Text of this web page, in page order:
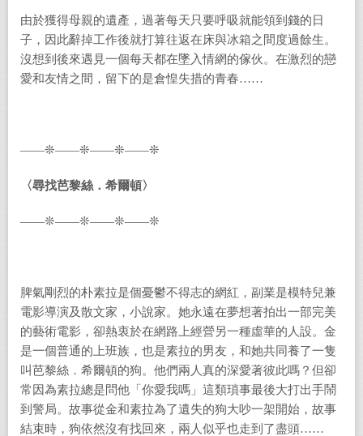
由於獲得母親的遺產，過著每天只要呼吸就能領到錢的日
子，因此辭掉工作後就打算往返在床與冰箱之間度過餘生。
沒想到後來遇見一個每天都在墜入情網的傢伙。在激烈的戀
愛和友情之間，留下的是倉惶失措的青春……
——❊——❊——❊——❊
〈尋找芭黎絲．希爾頓〉
——❊——❊——❊——❊
脾氣剛烈的朴素拉是個憂鬱不得志的網紅，副業是模特兒兼
電影導演及散文家，小說家。她永遠在夢想著拍出一部完美
的藝術電影，卻熱衷於在網路上經營另一種虛華的人設。金
是一個普通的上班族，也是素拉的男友，和她共同養了一隻
叫芭黎絲．希爾頓的狗。他們兩人真的深愛著彼此嗎？但卻
常因為素拉總是問他「你愛我嗎」這類瑣事最後大打出手鬧
到警局。故事從金和素拉為了遺失的狗大吵一架開始，故事
結束時，狗依然沒有找回來，兩人似乎也走到了盡頭……